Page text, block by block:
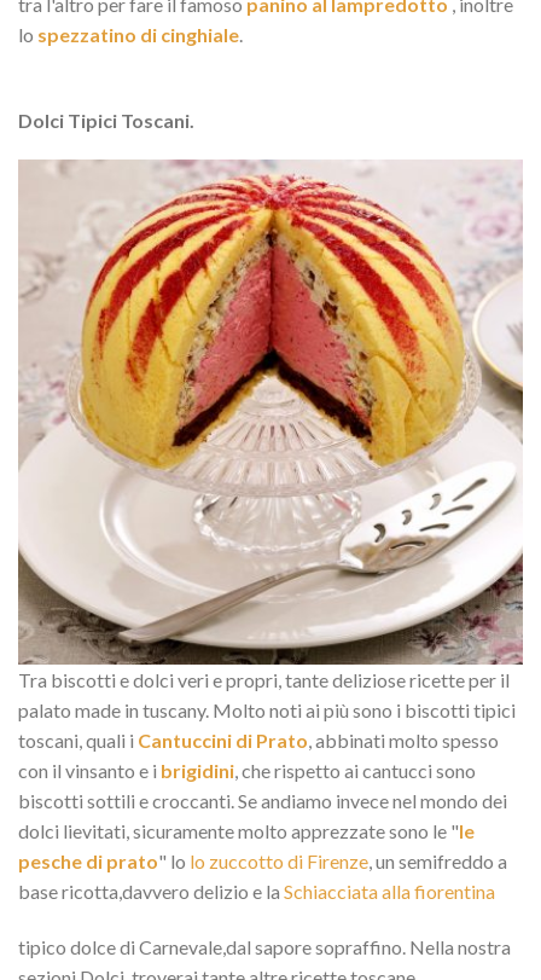
lo spezzatino di cinghiale.
Dolci Tipici Toscani.
Tra biscotti e dolci veri e propri, tante deliziose ricette per il
palato made in tuscany. Molto noti ai più sono i biscotti tipici
toscani, quali i Cantuccini di Prato, abbinati molto spesso
con il vinsanto e i brigidini, che rispetto ai cantucci sono
biscotti sottili e croccanti. Se andiamo invece nel mondo dei
dolci lievitati, sicuramente molto apprezzate sono le "le
pesche di prato" lo lo zuccotto di Firenze, un semifreddo a
base ricotta,davvero delizio e la Schiacciata alla fiorentina
tipico dolce di Carnevale,dal sapore sopraffino. Nella nostra